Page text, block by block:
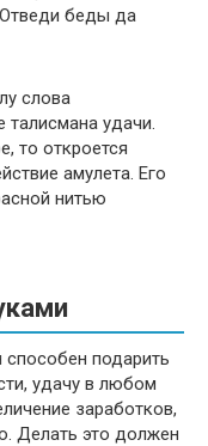
Отведи беды да
слова
талисмана удачи.
то откроется
амулета. Его
нитью
подарить
удачу в любом
заработков,
Делать это должен